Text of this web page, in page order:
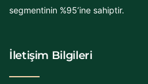
segmentinin %95’ine sahiptir.
İletişim Bilgileri